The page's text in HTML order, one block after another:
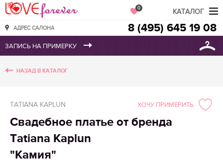
Love Forever
АДРЕС САЛОНА
0
8 (495) 645 19 08
НАЗАД В КАТАЛОГ
TATIANA KAPLUN
Свадебное платье от бренда
Tatiana Kaplun
"Камия"
ХОЧУ ПРИМЕРИТЬ
КАТАЛОГ